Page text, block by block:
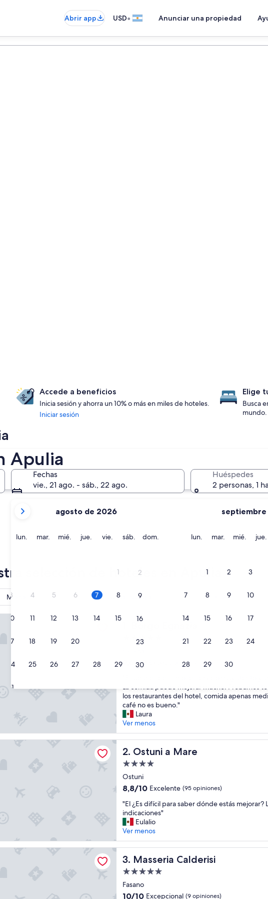
Abrir app USD• Anunciar una propiedad
Apulia
Fechas
vie., 21 ago. - sáb., 22 ago.
meses
son
September
2026.
agosto de 2026
lun. lunesmar. martes
mié. miércoles
jue. jueves
vie. viernes
sáb. sábado
dom.
1 2
3 4 5 6 7 8 9
10 11 12 13 14 15 16
17 18 19 20 23
24 25 26 27 28 29 30
31
lun. lunesmar. martes
mié. jue.
1 2 3
7 8 9 10
14 15 16 17
21 22 23 24
28 29 30
Huéspedes
2 personas, 1
Accede a beneficios
Inicia sesión y ahorra un 10% o más en miles de hoteles.
Iniciar sesión
Elige
Busca
mundo.
Bari
selección de hoteles en Apulia
Monopoli Desayuno incluido Hotel
Borgo Egnazia
Propiedad
estrellas
9.6
Excepcional,
(327
opiniones)
9,6/10 Excepcional (327 opiniones)
l
l
u
g
a
r
e
b
e
l
í
s
m
o
,
e
s
e
r
La comida puede mejorar mucho. Probamos
los restaurantes del hotel, comida apenas
café no es bueno."
Laura
Ver menos
2. Ostuni a Mare
Ostuni a Mare
Propiedad
de
4.0
Ostuni
8.8
10,
Excelente,
(95
opiniones)
8,8/10 Excelente (95 opiniones)
"
E
l
¿
E
s
d
í
c
"El ¿Es difícil para saber dónde estás mejorar?
indicaciones"
Eulalio
Ver menos
3. Masseria Calderisi
Masseria Calderisi
Propiedad
de
5.0
Fasano
10.0
10/10 Excepcional (9 opiniones)
Calderisi